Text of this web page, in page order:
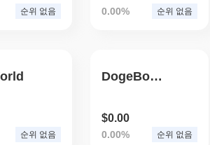
순위 없음 0.00% 순위 없음
순위 없음
DogeBongo
$0.00
0.00% 순위 없음